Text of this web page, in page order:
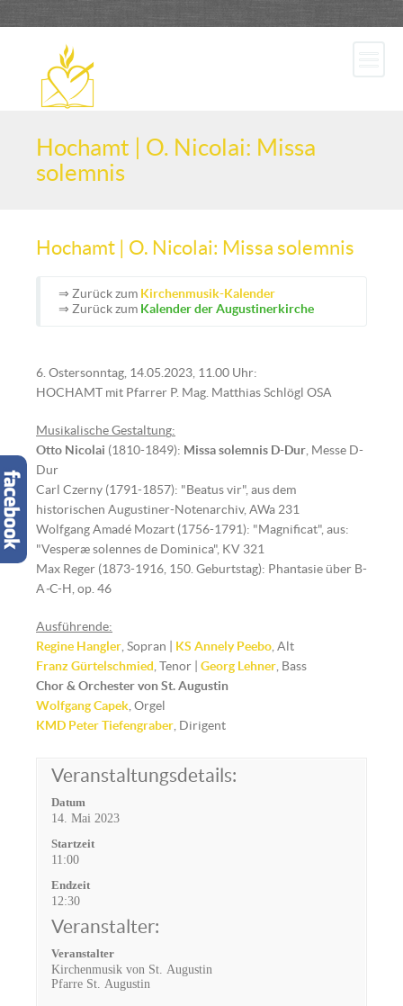
Hochamt | O. Nicolai: Missa
solemnis
Hochamt | O. Nicolai: Missa solemnis
⇒ Zurück zum Kirchenmusik-Kalender
⇒ Zurück zum Kalender der Augustinerkirche
6. Ostersonntag, 14.05.2023, 11.00 Uhr:
HOCHAMT mit Pfarrer P. Mag. Matthias Schlögl OSA
Musikalische Gestaltung:
Otto Nicolai (1810-1849): Missa solemnis D-Dur , Messe D-
Dur
Carl Czerny (1791-1857): "Beatus vir", aus dem
historischen Augustiner-Notenarchiv, AWa 231
Wolfgang Amadé Mozart (1756-1791): "Magnificat", aus:
"Vesperæ solennes de Dominica", KV 321
Max Reger (1873-1916, 150. Geburtstag): Phantasie über B-
A-C-H, op. 46
Ausführende:
Regine Hangler , Sopran | KS Annely Peebo , Alt
Franz Gürtelschmied , Tenor | Georg Lehner , Bass
Chor & Orchester von St. Augustin
Wolfgang Capek , Orgel
KMD Peter Tiefengraber , Dirigent
Veranstaltungsdetails:
Datum
14. Mai 2023
Startzeit
11:00
Endzeit
12:30
Veranstalter:
Veranstalter
Kirchenmusik von St. Augustin
Pfarre St. Augustin